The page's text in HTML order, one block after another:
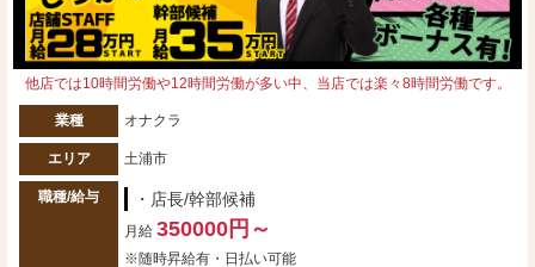
他店では10時間労働や12時間労働が多い中、当店では楽々8時間労働です。
業種 オナクラ
エリア 土浦市
職種/給与 ・店長/幹部候補
月給 350000円～
※随時昇給有・日払い可能